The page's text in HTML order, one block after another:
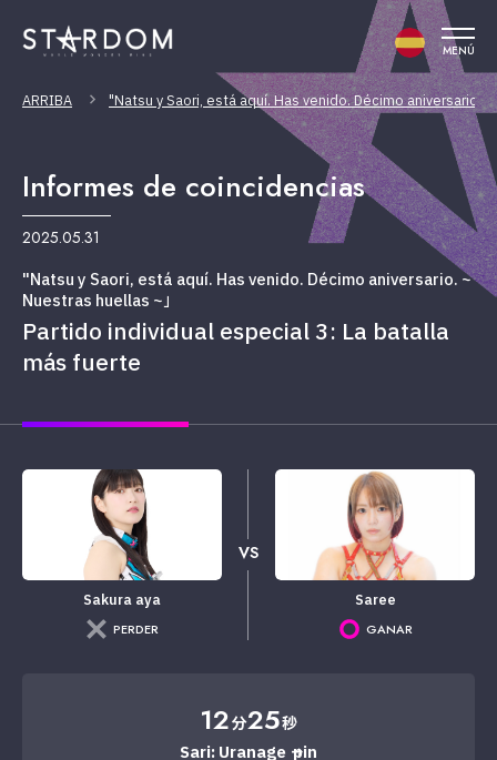
MENÚ
ARRIBA "Natsu y Saori, está aquí. Has venido. Décimo aniversario.
Informes de coincidencias
2025.05.31
"Natsu y Saori, está aquí. Has venido. Décimo aniversario. ~
Nuestras huellas ~」
Partido individual especial 3: La batalla
más fuerte
Sakura aya
PERDER
VS
Saree
GANAR
12分25秒
Sari: Uranage → pin